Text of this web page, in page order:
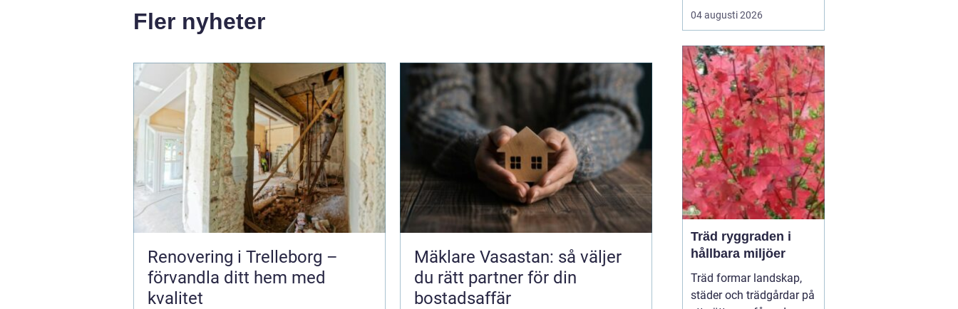
Fler nyheter
Renovering i Trelleborg –
förvandla ditt hem med
kvalitet
Mäklare Vasastan: så väljer
du rätt partner för din
bostadsaffär
glasskador i Jämtland är
det viktigt att snabbt
vägförhållanden med
grus och kyla gör att
mindre bekymme...
04 augusti 2026
Träd ryggraden i
hållbara miljöer
Träd formar landskap,
städer och trädgårdar på